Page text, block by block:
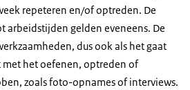
repeteren en/of optreden. De
arbeidstijden gelden eveneens. De
dus ook als het gaat
het oefenen, optreden of
zoals foto-opnames of interviews.